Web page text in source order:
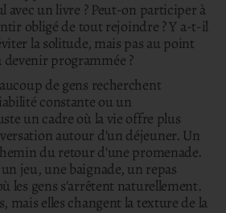
avec un livre ? Peut-on participer à
obligé de tout rejoindre ? Y a-t-il
la solitude, mais pas au point
devenir programmée ?
de gens recherchent
constante ou un
un cadre où la vie offre plus
autour d'un déjeuner. Un
du retour d'une promenade.
jeu, une baignade, un repas
les gens s'arrêtent naturellement.
mais elles changent la texture de la